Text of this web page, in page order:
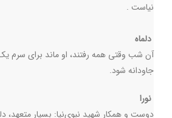
نیاست .
دلماه
آن شب وقتی همه رفتند، او ماند برای سرم
جاودانه شود.
نورا
دوست و همکار شهید نبوی‌نیا: بسیار متعهد،